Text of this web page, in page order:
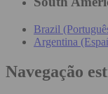
Brazil
Argentina
Navegação